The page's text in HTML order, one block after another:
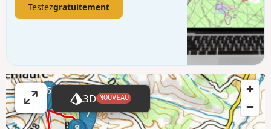
Testezgratuitement
A
ff
3D NOUVEAU
6
7